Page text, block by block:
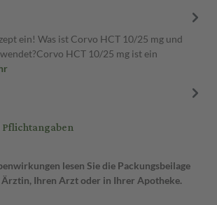
ein! Was ist Corvo HCT 10/25 mg und
HCT 10/25 mg ist ein
lesen Sie die Packungsbeilage
Ärztin, Ihren Arzt oder in Ihrer Apotheke.